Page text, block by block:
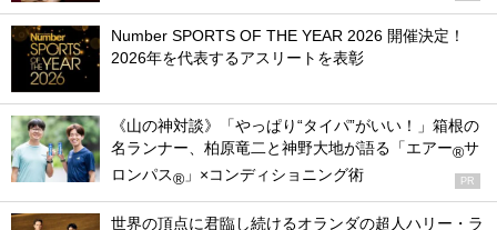
Number SPORTS OF THE YEAR 2026 開催決定！
2026年を代表するアスリートを表彰
《山の神対談》「やっぱり“タイパ”がいい！」箱根の
名ランナー、柏原竜二と神野大地が語る「エアー®サ
ロンパス® 」×コンディショニング術 PR
世界の頂点に君臨し続けるオランダの超人ハリー・ラ